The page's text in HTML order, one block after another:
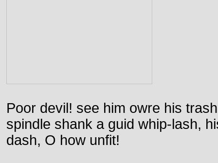
Poor devil! see him owre his
spindle shank a guid whip-lash,
dash, O how unfit!